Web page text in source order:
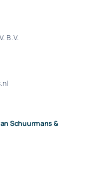
B.V.
Schuurmans &